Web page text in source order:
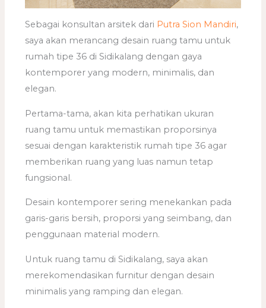
Sebagai konsultan arsitek dari Putra Sion Mandiri,
saya akan merancang desain ruang tamu untuk
rumah tipe 36 di Sidikalang dengan gaya
kontemporer yang modern, minimalis, dan
elegan.
Pertama-tama, akan kita perhatikan ukuran
ruang tamu untuk memastikan proporsinya
sesuai dengan karakteristik rumah tipe 36 agar
memberikan ruang yang luas namun tetap
fungsional.
Desain kontemporer sering menekankan pada
garis-garis bersih, proporsi yang seimbang, dan
penggunaan material modern.
Untuk ruang tamu di Sidikalang, saya akan
merekomendasikan furnitur dengan desain
minimalis yang ramping dan elegan.